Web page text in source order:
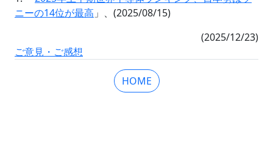
ニーの14位が最高 」、(2025/08/15)
(2025/12/23)
ご意見・ご感想
HOME